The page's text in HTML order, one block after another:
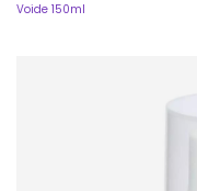
Voide 150ml